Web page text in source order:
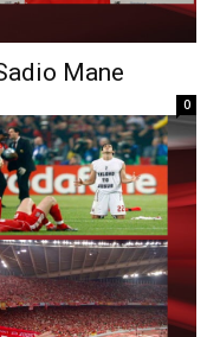
Mane
0